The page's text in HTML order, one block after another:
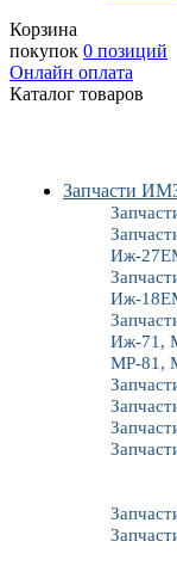
Корзина
покупок 0 позиций
Онлайн оплата
Каталог товаров
Запчасти
Иж-
Иж-
Иж-71,
МР-81,